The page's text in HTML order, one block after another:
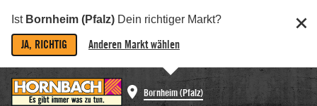
Ist Bornheim (Pfalz) Dein richtiger Markt?
JA, RICHTIG Anderen Markt wählen
Bornheim (Pfalz)